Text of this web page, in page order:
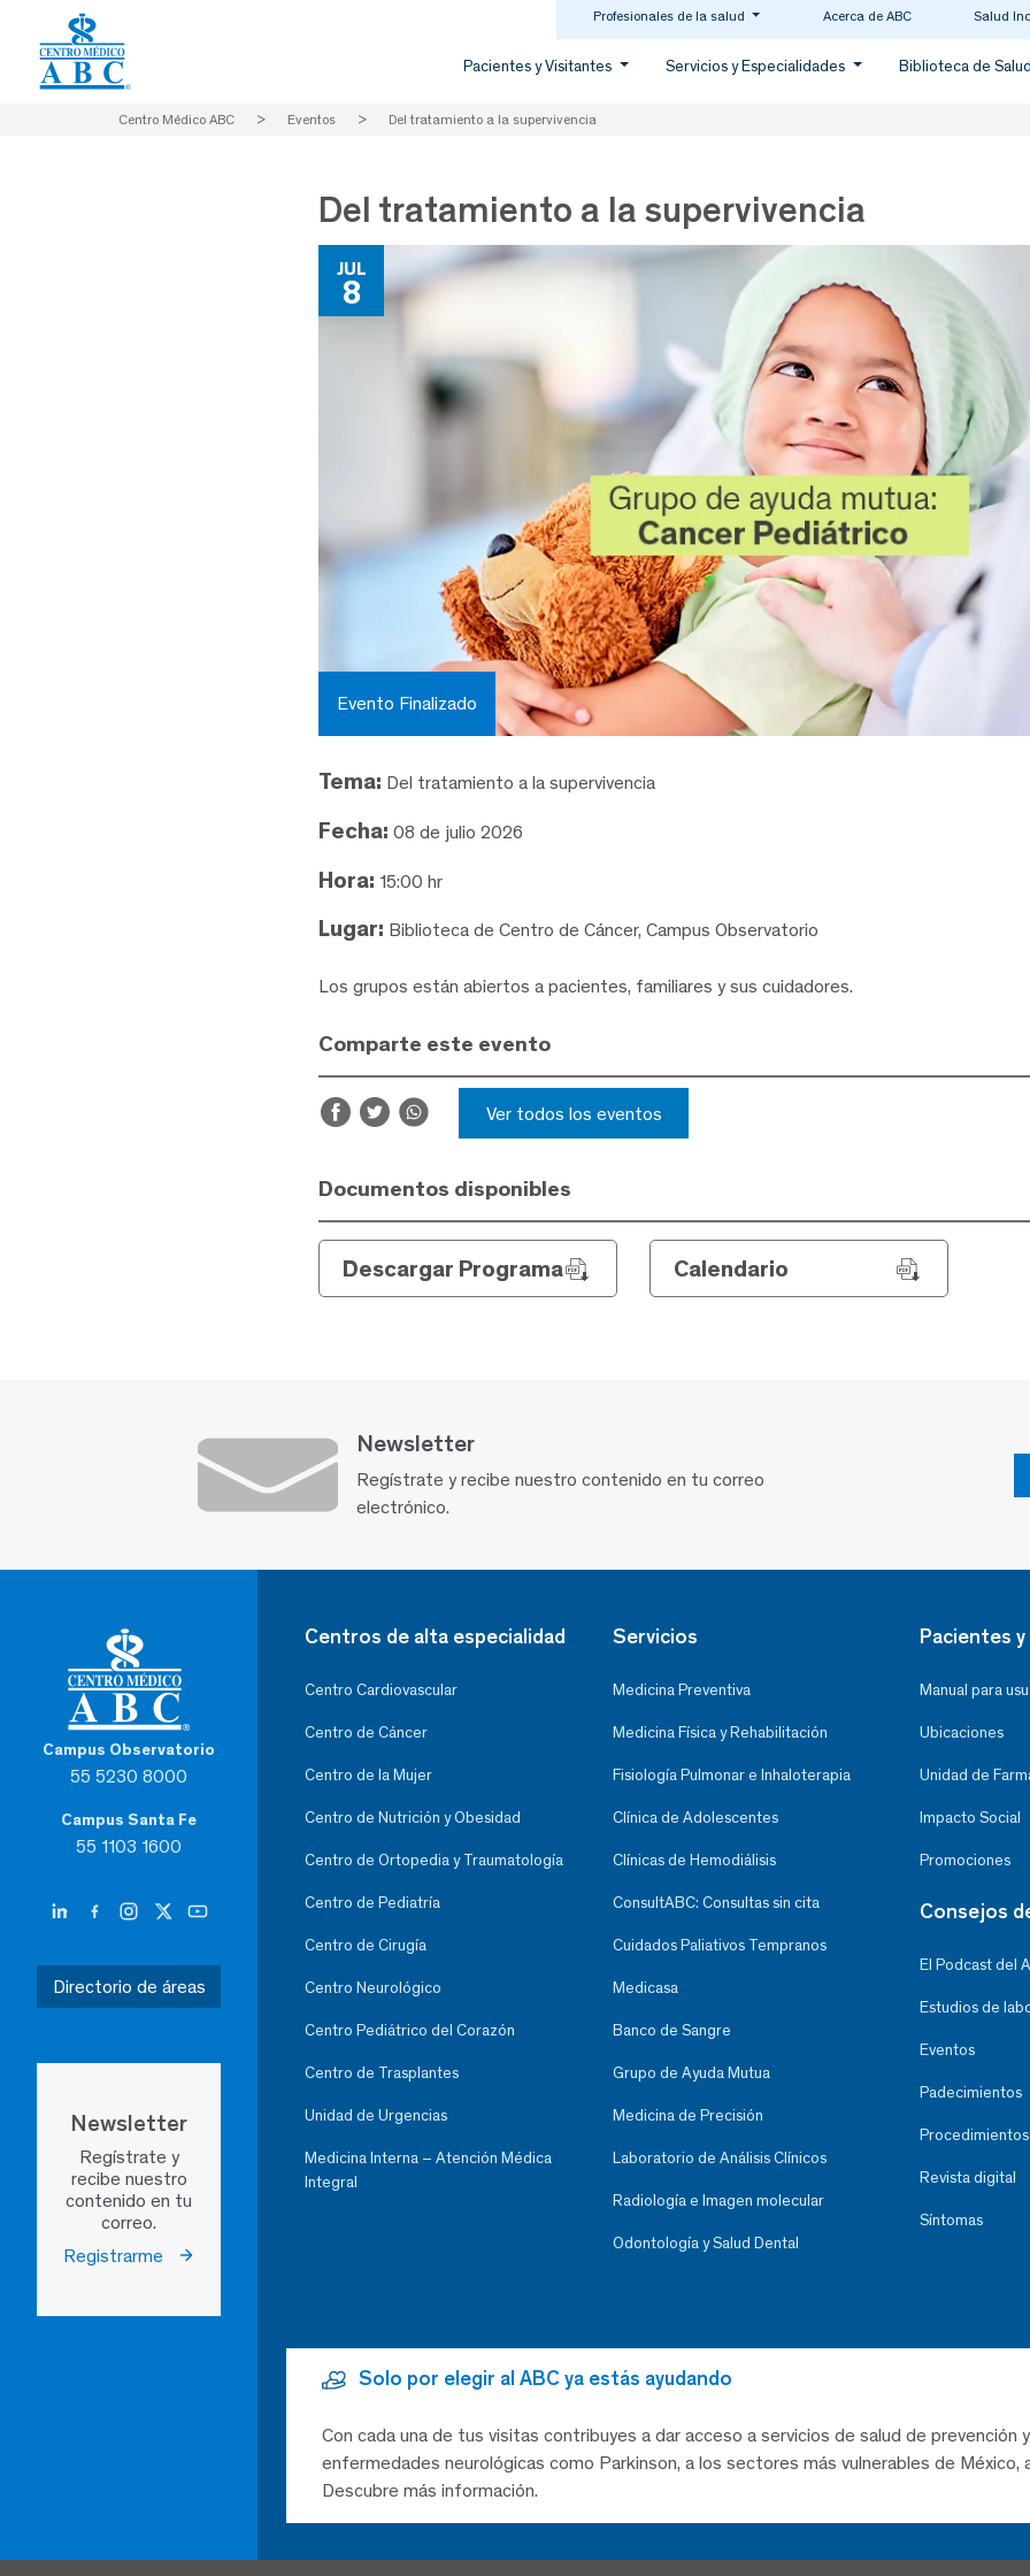
Profesionales de la salud Acerca de ABC Salud
Pacientes y Visitantes Servicios y Especialidades Biblioteca de Salud
Centro Médico ABC > Eventos > Del tratamiento a la supervivencia
Del tratamiento a la supervivencia
JUL
8
Evento Finalizado
Tema: Del tratamiento a la supervivencia
Fecha: 08 de julio 2026
Hora: 15:00 hr
Lugar: Biblioteca de Centro de Cáncer, Campus Observatorio
Los grupos están abiertos a pacientes, familiares y sus cuidadores.
Comparte este evento
Ver todos los eventos
Documentos disponibles
Descargar Programa Calendario
Newsletter
Regístrate y recibe nuestro contenido en tu correo
electrónico.
Campus Observatorio
55 5230 8000
Campus Santa Fe
55 1103 1600
Directorio de áreas
Newsletter
Regístrate y
recibe nuestro
contenido en tu
correo.
Registrarme
Centros de alta especialidad
Centro Cardiovascular
Centro de Cáncer
Centro de la Mujer
Centro de Nutrición y Obesidad
Centro de Ortopedia y Traumatología
Centro de Pediatría
Centro de Cirugía
Centro Neurológico
Centro Pediátrico del Corazón
Centro de Trasplantes
Unidad de Urgencias
Medicina Interna – Atención Médica
Integral
Servicios
Medicina Preventiva
Medicina Física y Rehabilitación
Fisiología Pulmonar e Inhaloterapia
Clínica de Adolescentes
Clínicas de Hemodiálisis
ConsultABC: Consultas sin cita
Cuidados Paliativos Tempranos
Medicasa
Banco de Sangre
Grupo de Ayuda Mutua
Medicina de Precisión
Laboratorio de Análisis Clínicos
Radiología e Imagen molecular
Odontología y Salud Dental
Pacientes
Manual para
Ubicaciones
Unidad de
Impacto Social
Promociones
Consejos
El Podcast del
Estudios de
Eventos
Padecimientos
Procedimientos
Revista digital
Síntomas
Solo por elegir al ABC ya estás ayudando
Con cada una de tus visitas contribuyes a dar acceso a servicios de salud de prevención
enfermedades neurológicas como Parkinson, a los sectores más vulnerables de México,
Descubre más información.